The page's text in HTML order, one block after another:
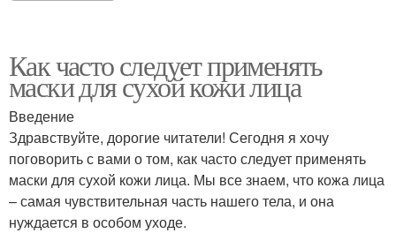
Как часто следует применять
маски для сухой кожи лица
Введение
Здравствуйте, дорогие читатели! Сегодня я хочу
поговорить с вами о том, как часто следует применять
маски для сухой кожи лица. Мы все знаем, что кожа лица
– самая чувствительная часть нашего тела, и она
нуждается в особом уходе.